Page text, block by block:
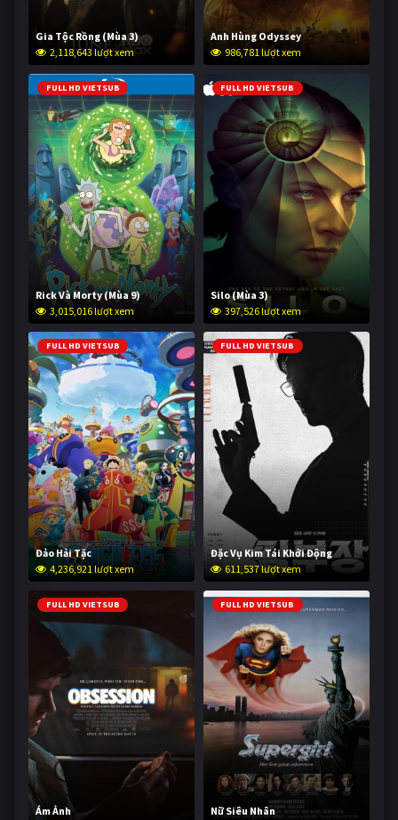
Gia Tộc Rồng (Mùa 3)
2,118,643 lượt xem
Anh Hùng Odyssey
986,781 lượt xem
FULL HD VIETSUB
Rick Và Morty (Mùa 9)
3,015,016 lượt xem
FULL HD VIETSUB
Silo (Mùa 3)
397,526 lượt xem
FULL HD VIETSUB
Đảo Hải Tặc
4,236,921 lượt xem
FULL HD VIETSUB
Đặc Vụ Kim Tái Khởi Động
611,537 lượt xem
FULL HD VIETSUB
Ám Ảnh
FULL HD VIETSUB
Nữ Siêu Nhân